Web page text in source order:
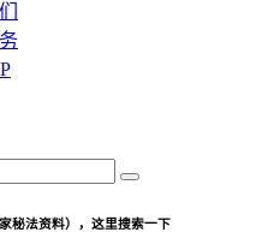
秘法资料），这里搜索一下